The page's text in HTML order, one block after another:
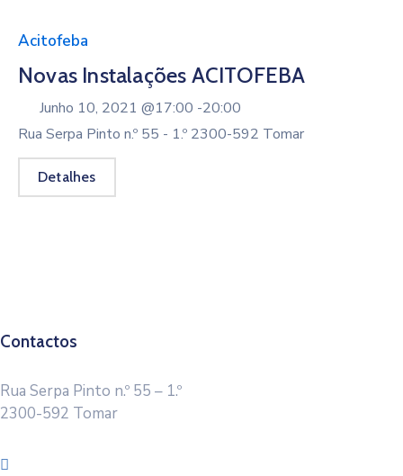
Acitofeba
Novas Instalações ACITOFEBA
Junho 10, 2021 @17:00 -20:00
Rua Serpa Pinto n.º 55 - 1.º 2300-592 Tomar
Detalhes
Contactos
Rua Serpa Pinto n.º 55 – 1.º
2300-592 Tomar